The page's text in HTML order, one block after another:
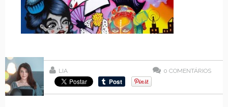
LIA 0 COMENTÁRIOS